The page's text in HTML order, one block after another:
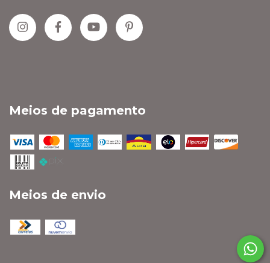
Meios de pagamento
Meios de envio